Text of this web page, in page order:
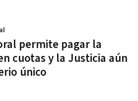
permite pagar la
cuotas y la Justicia aún
único